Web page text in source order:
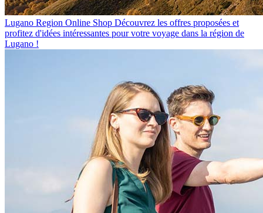
Lugano Region Online Shop Découvrez les offres proposées et
profitez d'idées intéressantes pour votre voyage dans la région de
Lugano !